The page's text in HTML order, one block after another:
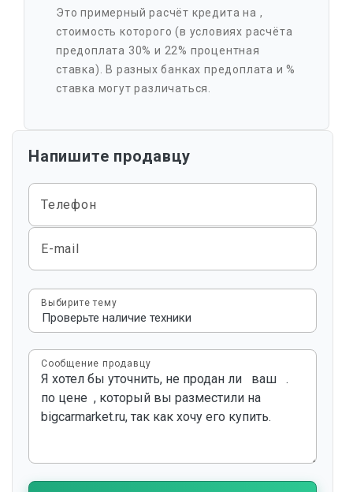
Это примерный расчёт кредита на ,
стоимость которого(в условиях расчёта
предоплата 30% и 22% процентная
ставка). В разных банках предоплата и %
ставка могут различаться.
Напишите продавцу
Телефон
E-mail
Выбирите тему
Сообщение продавцу